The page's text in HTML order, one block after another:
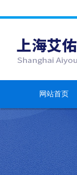
网站首页